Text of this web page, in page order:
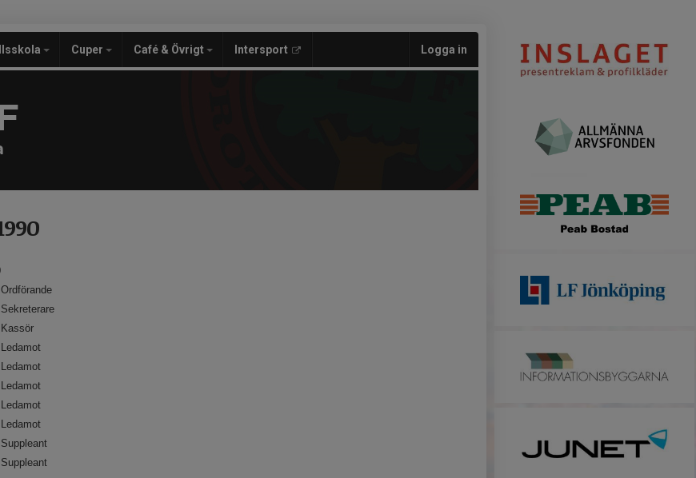
Cuper Café & Övrigt Intersport Logga in
Ordförande
Sekreterare
Kassör
Ledamot
Ledamot
Ledamot
Ledamot
Ledamot
Suppleant
Suppleant